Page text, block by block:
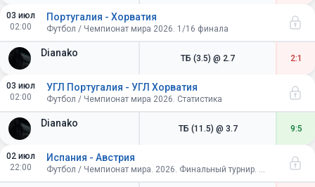
03 июл
02:00
Dianako
Португалия - Хорватия
Футбол / Чемпионат мира 2026. 1/16 финала
ТБ (3.5) @ 2.7 2:1
03 июл
02:00
Dianako
УГЛ Португалия - УГЛ Хорватия
Футбол / Чемпионат мира 2026. Статистика
ТБ (11.5) @ 3.7 9:5
02 июл
22:00
Испания - Австрия
Футбол / Чемпионат мира. 2026. Финальный турнир. США, Канада, Мексика. Плей-офф. 1/16 финала